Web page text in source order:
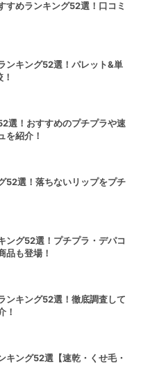
すめランキング52選！口コミ
ンキング52選！パレット&単
選！おすすめのプチプラや速
を紹介！
52選！落ちないリップをプチ
ング52選！プチプラ・デパコ
品も登場！
ンキング52選！徹底調査して
！
キング52選【速乾・くせ毛・